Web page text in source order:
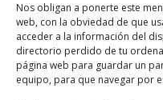
Nos obligan a ponerte este
web, con la obviedad de que
acceder a la información del
directorio perdido de tu
página web para guardar un
equipo, para que navegar por